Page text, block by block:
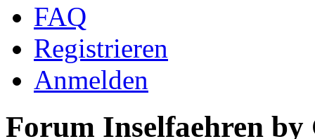
FAQ
Registrieren
Anmelden
Forum Inselfaehren by